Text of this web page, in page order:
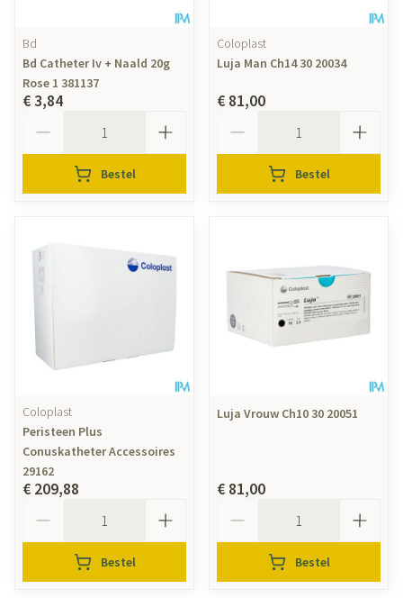
Bd
Bd Catheter Iv + Naald 20g
Rose 1 381137
€ 3,84
Bestel
Coloplast
Luja Man Ch14 30 20034
€ 81,00
Bestel
Coloplast
Peristeen Plus
Conuskatheter Accessoires
29162
€ 209,88
Bestel
Luja Vrouw Ch10 30 20051
€ 81,00
Bestel